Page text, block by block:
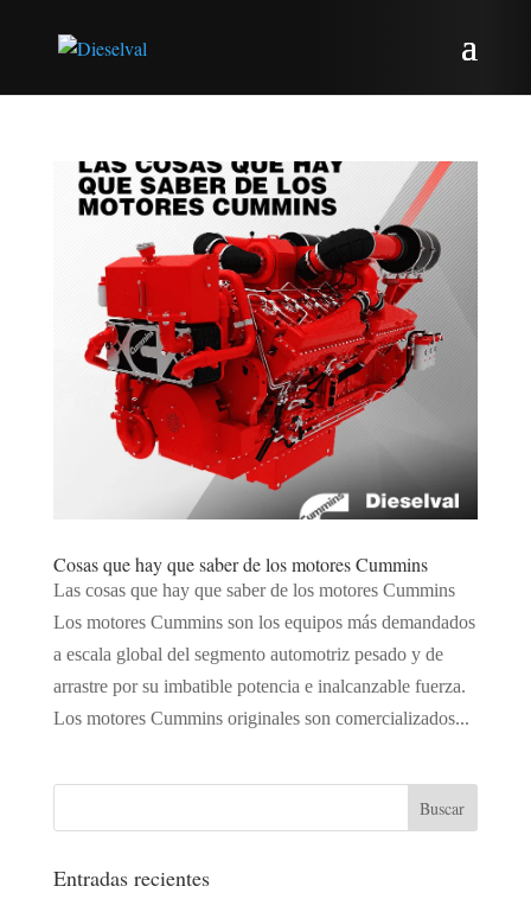
Cosas que hay que saber de los motores Cummins
Las cosas que hay que saber de los motores Cummins
Los motores Cummins son los equipos más demandados
a escala global del segmento automotriz pesado y de
arrastre por su imbatible potencia e inalcanzable fuerza.
Los motores Cummins originales son comercializados...
Entradas recientes